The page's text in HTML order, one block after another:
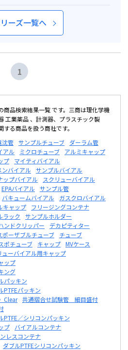
ーズ一覧へ
1
商品検索結果一覧 です。三商は理化学機
工業薬品 、計測器、プラスチック製
る商品を扱う商社です。
沈管 サンプルチューブ
ダーラム管
アル ミクロチューブ
アルミキャップ
プ
マイティバイアル
ンバイアル
サンプルバイアル
ップバイアル
スクリューバイアル
EPAバイアル
サンプル管
バキュームバイアル
ガスクロバイアル
キャップ
フリージングコンテナ
ラック
サンプルホルダー
ンドクリッパー
デカピティター
ポーザブルチューブ
チューブ
ポチューブ キャップ MVケース
ューバイアル用キャップ
ップ
ング
パッキン
PTFEパッキン
Clear 共通摺合せ試験管 細目盛付
PTFE／シリコンパッキン
プ
バイアルコンテナ
レスコンテナ
ダブルPTFEシリコンパッキン